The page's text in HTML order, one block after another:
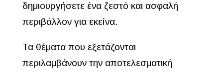
δημιουργήσετε ένα ζεστό και ασφαλή
περιβάλλον για εκείνα.
Τα θέματα που εξετάζονται
περιλαμβάνουν την αποτελεσματική